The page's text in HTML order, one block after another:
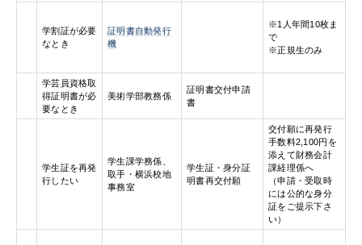
学割証が必要
なとき
証明書自動発行
機
※1人年間10枚ま
で
※正規生のみ
学芸員資格取
得証明書が必
要なとき
美術学部教務係
証明書交付申請
書
学生証を再発
行したい
学生課学務係、
取手・横浜校地
事務室
学生証・身分証
明書再交付願
交付願に再発行
手数料2,100円を
添えて財務会計
課経理係へ
（申請・受取時
には公的な身分
証をご提示下さ
い）